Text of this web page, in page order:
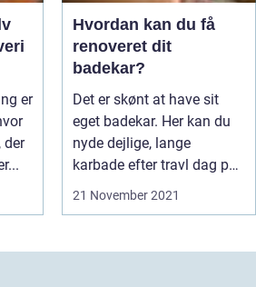
er
der
Hvordan kan du få
renoveret dit
badekar?
Det er skønt at have sit
eget badekar. Her kan du
nyde dejlige, lange
karbade efter travl dag på
arb...
21 November 2021